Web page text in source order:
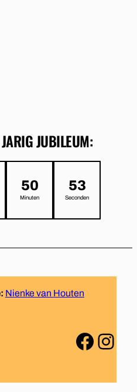
JUBILEUM:
50
Minuten
53
Seconden
Nienke van Houten
Facebook Instagram